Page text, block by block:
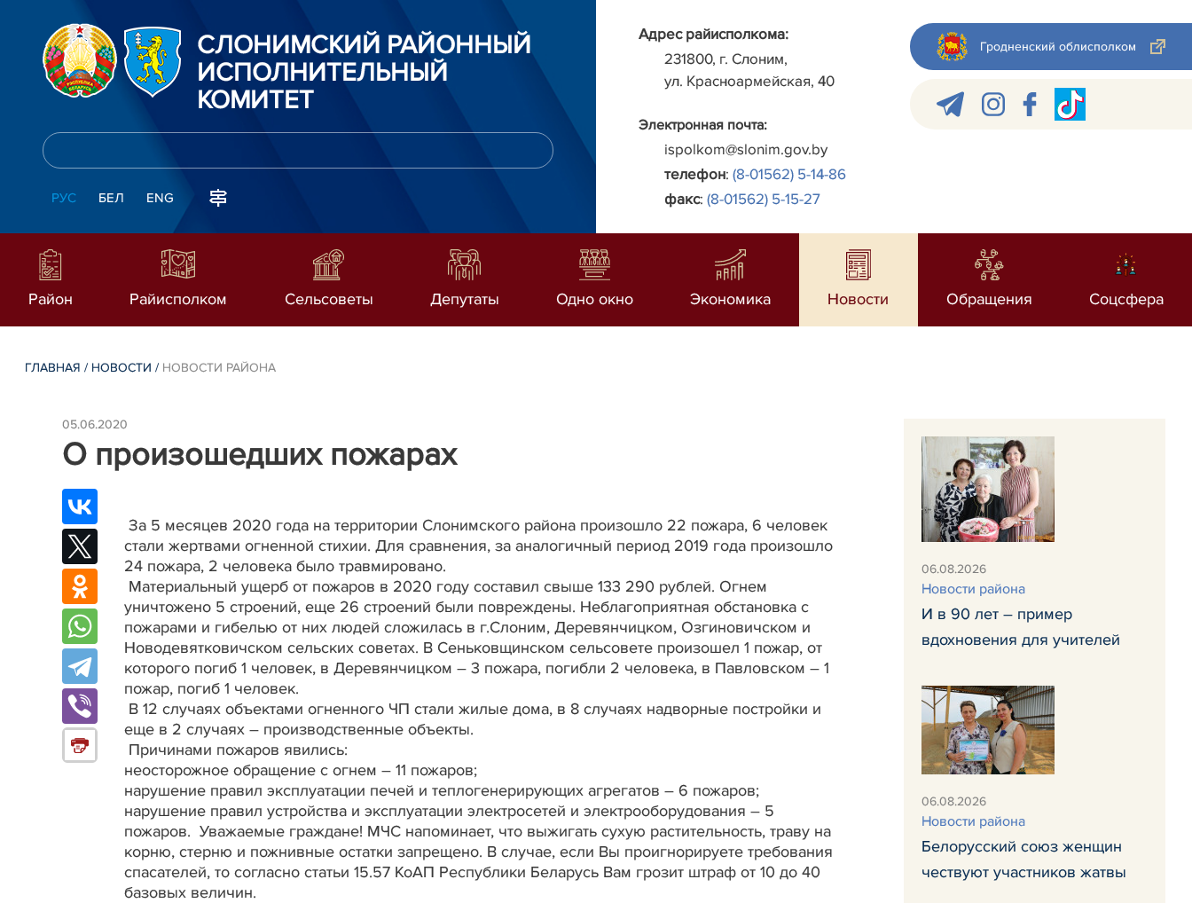
СЛОНИМСКИЙ РАЙОННЫЙ
ИСПОЛНИТЕЛЬНЫЙ
КОМИТЕТ
РУС БЕЛ ENG
Адрес райисполкома:
231800, г. Слоним,
ул. Красноармейская, 40
Электронная почта:
ispolkom@slonim.gov.by
телефон: (8-01562) 5-14-86
факс: (8-01562) 5-15-27
Гродненский облисполком
Район Райисполком Сельсоветы Депутаты Одно окно Экономика Новости Обращения Соцсфера
ГЛАВНАЯ / НОВОСТИ / НОВОСТИ РАЙОНА
05.06.2020
О произошедших пожарах
За 5 месяцев 2020 года на территории Слонимского района произошло 22 пожара, 6 человек
стали жертвами огненной стихии. Для сравнения, за аналогичный период 2019 года произошло
24 пожара, 2 человека было травмировано.
Материальный ущерб от пожаров в 2020 году составил свыше 133 290 рублей. Огнем
уничтожено 5 строений, еще 26 строений были повреждены. Неблагоприятная обстановка с
пожарами и гибелью от них людей сложилась в г.Слоним, Деревянчицком, Озгиновичском и
Новодевятковичском сельских советах. В Сеньковщинском сельсовете произошел 1 пожар, от
которого погиб 1 человек, в Деревянчицком – 3 пожара, погибли 2 человека, в Павловском – 1
пожар, погиб 1 человек.
В 12 случаях объектами огненного ЧП стали жилые дома, в 8 случаях надворные постройки и
еще в 2 случаях – производственные объекты.
Причинами пожаров явились:
неосторожное обращение с огнем – 11 пожаров;
нарушение правил эксплуатации печей и теплогенерирующих агрегатов – 6 пожаров;
нарушение правил устройства и эксплуатации электросетей и электрооборудования – 5
пожаров. Уважаемые граждане! МЧС напоминает, что выжигать сухую растительность, траву на
корню, стерню и пожнивные остатки запрещено. В случае, если Вы проигнорируете требования
спасателей, то согласно статьи 15.57 КоАП Республики Беларусь Вам грозит штраф от 10 до 40
базовых величин.
06.08.2026
Новости района
И в 90 лет – пример
вдохновения для учителей
06.08.2026
Новости района
Белорусский союз женщин
чествуют участников жатвы